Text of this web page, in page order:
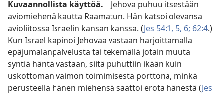
Kuvaannollista käyttöä. Jehova puhuu itsestään
aviomiehenä kautta Raamatun. Hän katsoi olevansa
avioliitossa Israelin kansan kanssa. (Jes 54:1, 5, 6; 62:4.)
Kun Israel kapinoi Jehovaa vastaan harjoittamalla
epäjumalanpalvelusta tai tekemällä jotain muuta
syntiä häntä vastaan, siitä puhuttiin ikään kuin
uskottoman vaimon toimimisesta porttona, minkä
perusteella hänen miehensä saattoi erota hänestä (Jes